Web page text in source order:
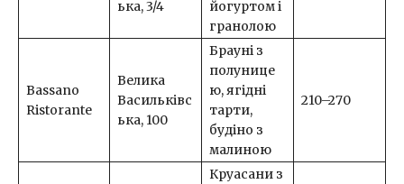
ька, 3/4
йогуртом і
гранолою
Bassano
Ristorante
Велика
Васильківс
ька, 100
Брауні з
полунице
ю, ягідні
тарти,
будіно з
малиною
210–270
Круасани з